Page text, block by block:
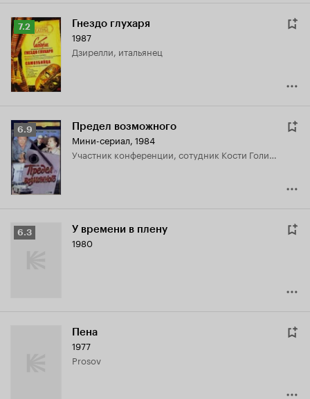
Рейтинг
Кинопоиска
7.2
7.2 Гнездо глухаря
1987
Дзирелли, итальянец
Рейтинг
Кинопоиска
6.9
6.9 Предел возможного
Мини-сериал, 1984
участник конференции, сотудник Кости Голикова
Рейтинг
6.3 У времени в плену
1980
Пена
1977
Prosov